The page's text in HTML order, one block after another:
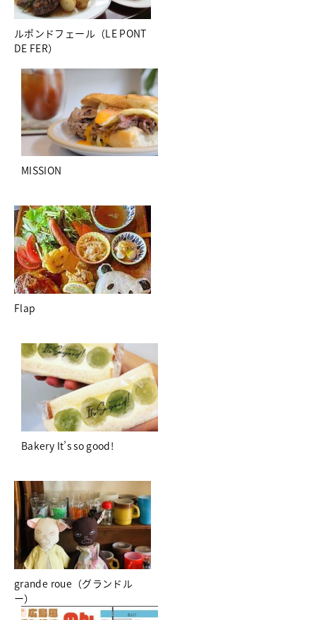
ルポンドフェール（LE PONT
DE FER）
MISSION
Flap
Bakery It’s so good!
grande roue（グランドル
ー）